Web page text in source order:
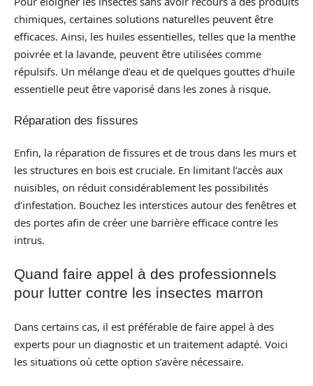
chimiques, certaines solutions naturelles peuvent être
efficaces. Ainsi, les huiles essentielles, telles que la menthe
poivrée et la lavande, peuvent être utilisées comme
répulsifs. Un mélange d’eau et de quelques gouttes d’huile
essentielle peut être vaporisé dans les zones à risque.
Réparation des fissures
Enfin, la réparation de fissures et de trous dans les murs et
les structures en bois est cruciale. En limitant l’accès aux
nuisibles, on réduit considérablement les possibilités
d’infestation. Bouchez les interstices autour des fenêtres et
des portes afin de créer une barrière efficace contre les
intrus.
Quand faire appel à des professionnels
pour lutter contre les insectes marron
Dans certains cas, il est préférable de faire appel à des
experts pour un diagnostic et un traitement adapté. Voici
les situations où cette option s’avère nécessaire.